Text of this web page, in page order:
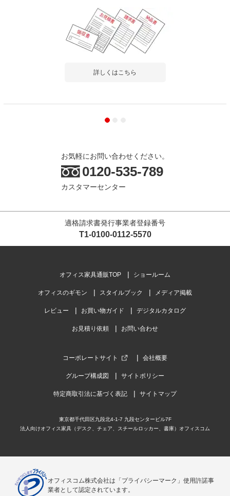
ャスターも思ったより...もっと見る
590×奥行590×高さ770～850mm
4.4
平均評価
ご購入者様
購入確認済み
①机の左側が二段になっているのは、いちばんのお気に入りで
す。 ②貴社の名古屋支店...
もっと見る
ご購
すべてのお客様のコメント見る
サポート 腰当て メッシュチェア パソコン
チェア 幅620×奥620×高さ1090-1190mm
詳しくはこちら
お気軽にお問い合わせください。
0120-535-789
カスタマーセンター
適格請求書発行事業者登録番号
T1-0100-0112-5570
オフィス家具通販TOP ショールーム
オフィスのギモン スタイルブック メディア掲載
レビュー お買い物ガイド デジタルカタログ
お見積り依頼 お問い合わせ
コーポレートサイト 会社概要
グループ構成図 サイトポリシー
特定商取引法に基づく表記 サイトマップ
東京都千代田区九段北4-1-7 九段センタービル7F
法人向けオフィス家具（デスク、チェア、スチールロッカー、書庫）オフィスコム
オフィスコム株式会社は「プライバシーマーク」使用許諾事
業者として認定されています。